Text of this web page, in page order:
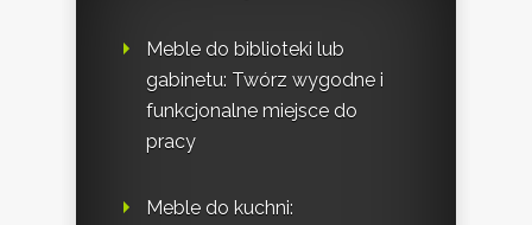
Meble do biblioteki lub
gabinetu: Twórz wygodne i
funkcjonalne miejsce do
pracy
Meble do kuchni: